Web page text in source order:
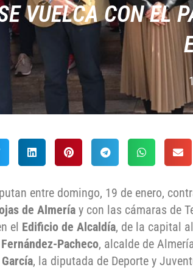
VUELCA CON EL
entre domingo, 19 de enero,
de Almería y con las cámaras de
el Edificio de Alcaldía, de la capital
Pacheco, alcalde de
, la diputada de Deporte y